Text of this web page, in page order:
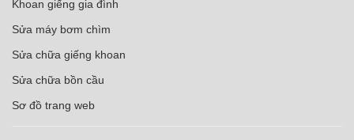
Khoan giếng gia đình
Sửa máy bơm chìm
Sửa chữa giếng khoan
Sửa chữa bồn cầu
Sơ đồ trang web